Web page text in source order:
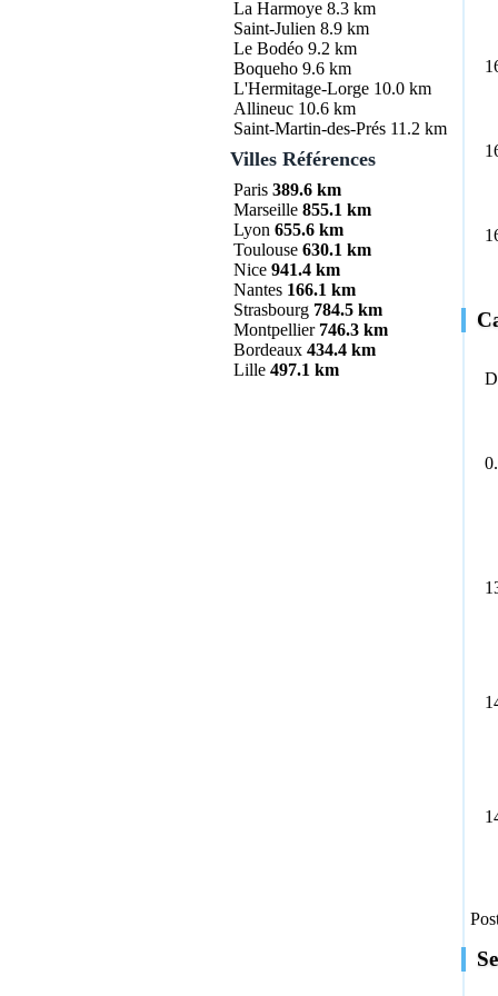
La Harmoye8.3 km
Saint-Julien 8.9 km
Le Bodéo9.2 km
Boqueho9.6 km
L'Hermitage-Lorge10.0 km
Allineuc10.6 km
Saint-Martin-des-Prés11.2 km
Villes Références
Paris 389.6 km
Marseille 855.1 km
Lyon 655.6 km
Toulouse 630.1 km
Nice 941.4 km
Nantes 166.1 km
Strasbourg 784.5 km
Montpellier 746.3 km
Bordeaux 434.4 km
Lille 497.1 km